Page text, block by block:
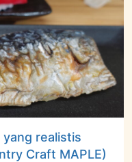
realistis
Craft MAPLE)